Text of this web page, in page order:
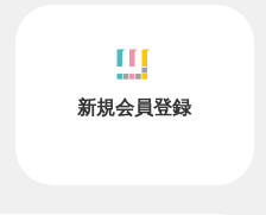
新規会員登録